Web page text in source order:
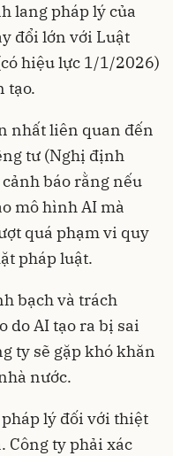
lang pháp lý của
đổi lớn với Luật
hiệu lực 1/1/2026)
tạo.
nhất liên quan đến
tư (Nghị định
báo rằng nếu
mô hình AI mà
quá phạm vi quy
pháp luật.
bạch và trách
do AI tạo ra bị sai
ty sẽ gặp khó khăn
nước.
lý đối với thiệt
Công ty phải xác